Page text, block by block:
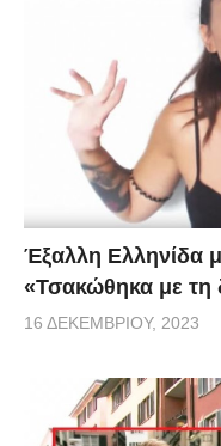
Έξαλλη Ελληνίδα
«Τσακώθηκα με τη
16 ΔΕΚΕΜΒΡΊΟΥ, 2023